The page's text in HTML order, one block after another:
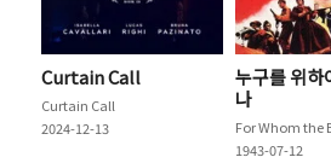
Curtain Call
Curtain Call
2024-12-13
누구를 위하
나
For Whom the
1943-07-12